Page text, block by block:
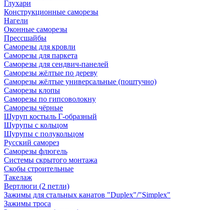
Глухари
Конструкционные саморезы
Нагели
Оконные саморезы
Прессшайбы
Саморезы для кровли
Саморезы для паркета
Саморезы для сендвич-панелей
Саморезы жёлтые по дереву
Саморезы жёлтые универсальные (поштучно)
Саморезы клопы
Саморезы по гипсоволокну
Саморезы чёрные
Шуруп костыль Г-образный
Шурупы с кольцом
Шурупы с полукольцом
Русский саморез
Саморезы флюгель
Системы скрытого монтажа
Скобы строительные
Такелаж
Вертлюги (2 петли)
Зажимы для стальных канатов "Duplex"/"Simplex"
Зажимы троса